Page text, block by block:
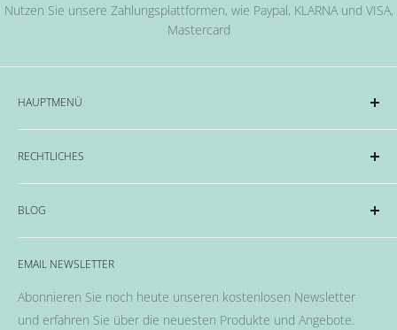
Nutzen Sie unsere Zahlungsplattformen, wie Paypal, KLARNA und VISA,
Mastercard
HAUPTMENÜ
Acryl und Dipping-System
Hard Gel Serien
CND™
OPI
EMME Farben
Flüssigkeiten & Versiegelung
Pinsel
Nail Art
RECHTLICHES
Impressum
Datenschutzerklärung
Widerrufsrecht & Widerrufsformular
Allgemeine Geschäftsbedingungen
BLOG
Alles rund um das Thema Nägel, Nail Art und Co.
EMAIL NEWSLETTER
Abonnieren Sie noch heute unseren kostenlosen Newsletter
und erfahren Sie über die neuesten Produkte und Angebote.